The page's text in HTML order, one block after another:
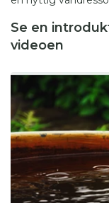
Se en
videoen